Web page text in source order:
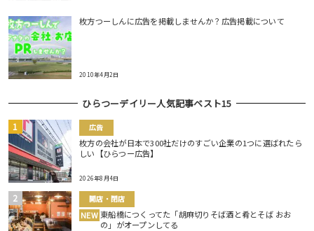
枚方つーしんに広告を掲載しませんか？広告掲載について
2010年4月2日
ひらつーデイリー人気記事ベスト15
広告
枚方の会社が日本で300社だけのすごい企業の1つに選ばれたら
しい【ひらつー広告】
2026年8月4日
開店・閉店
NEW 東船橋につくってた「胡麻切りそば酒と肴とそば おお
の」がオープンしてる